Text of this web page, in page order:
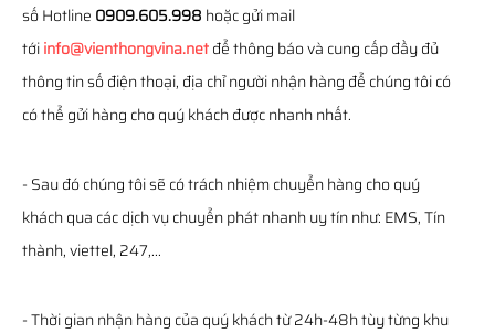
số Hotline 0909.605.998 hoặc gửi mail
tớiinfo@vienthongvina.netđể thông báo và cung cấp đầy đủ
thông tin số điện thoại, địa chỉ người nhận hàng để chúng tôi có
có thể gửi hàng cho quý khách được nhanh nhất.
- Sau đó chúng tôi sẽ có trách nhiệm chuyển hàng cho quý
khách qua các dịch vụ chuyển phát nhanh uy tín như: EMS, Tín
thành, viettel, 247,...
- Thời gian nhận hàng của quý khách từ 24h-48h tùy từng khu